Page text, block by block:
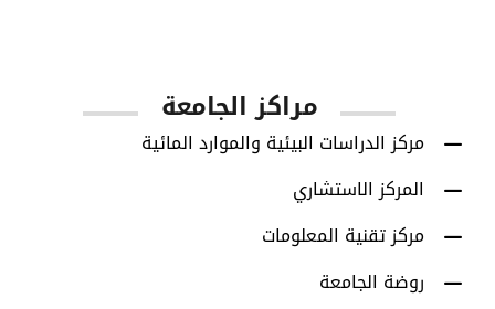
مراكز الجامعة
مركز الدراسات البيئية والموارد المائية
المركز الاستشاري
مركز تقنية المعلومات
روضة الجامعة